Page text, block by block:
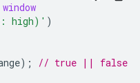
window
high)' )
); // true || false